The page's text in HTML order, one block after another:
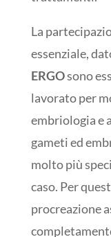
La
essenziale,
ERGOsono
lavorato per
embriologia e
gameti ed
molto più
caso. Per
procreazione